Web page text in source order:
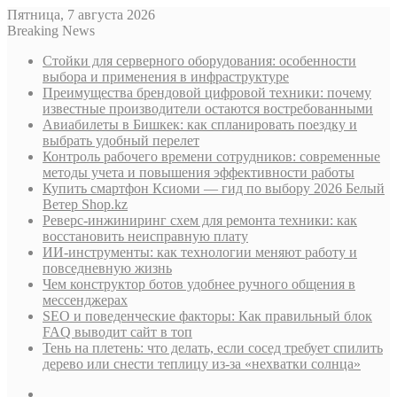
Пятница, 7 августа 2026
Breaking News
Стойки для серверного оборудования: особенности
выбора и применения в инфраструктуре
Преимущества брендовой цифровой техники: почему
известные производители остаются востребованными
Авиабилеты в Бишкек: как спланировать поездку и
выбрать удобный перелет
Контроль рабочего времени сотрудников: современные
методы учета и повышения эффективности работы
Купить смартфон Ксиоми — гид по выбору 2026 Белый
Ветер Shop.kz
Реверс-инжиниринг схем для ремонта техники: как
восстановить неисправную плату
ИИ-инструменты: как технологии меняют работу и
повседневную жизнь
Чем конструктор ботов удобнее ручного общения в
мессенджерах
SEO и поведенческие факторы: Как правильный блок
FAQ выводит сайт в топ
Тень на плетень: что делать, если сосед требует спилить
дерево или снести теплицу из-за «нехватки солнца»